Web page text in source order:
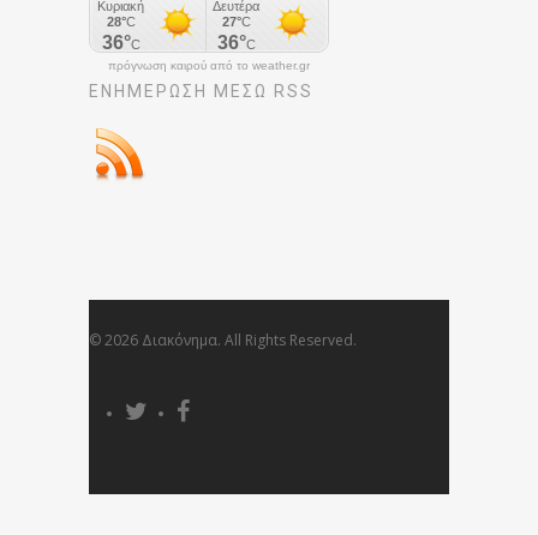
πρόγνωση καιρού από το weather.gr
ΕΝΗΜΈΡΩΣΉ ΜΕΣΩ RSS
© 2026 Διακόνημα. All Rights Reserved.